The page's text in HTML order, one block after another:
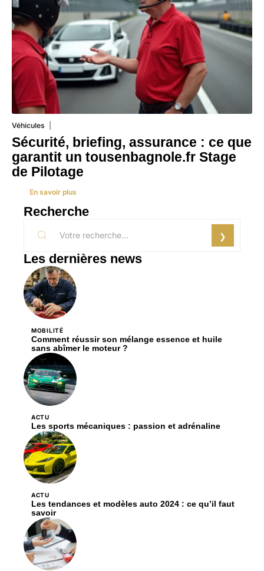
Véhicules
Sécurité, briefing, assurance : ce que
garantit un tousenbagnole.fr Stage
de Pilotage
En savoir plus
Recherche
Les dernières news
MOBILITÉ
Comment réussir son mélange essence et huile
sans abîmer le moteur ?
ACTU
Les sports mécaniques : passion et adrénaline
ACTU
Les tendances et modèles auto 2024 : ce qu’il faut
savoir